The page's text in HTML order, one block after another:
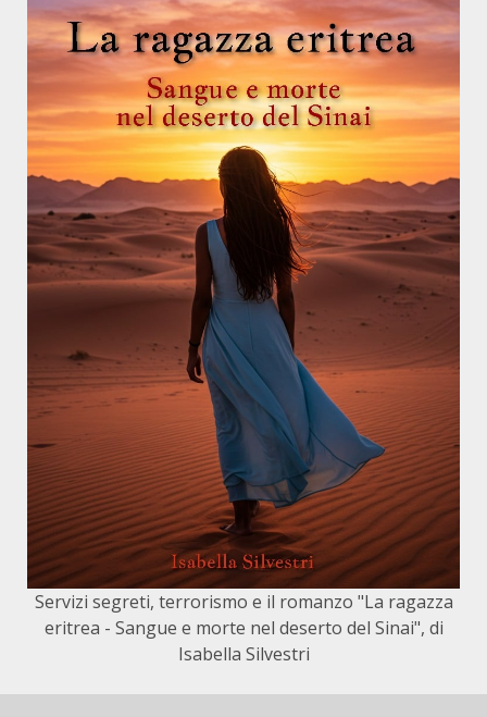
Servizi segreti, terrorismo e il romanzo "La ragazza
eritrea - Sangue e morte nel deserto del Sinai", di
Isabella Silvestri